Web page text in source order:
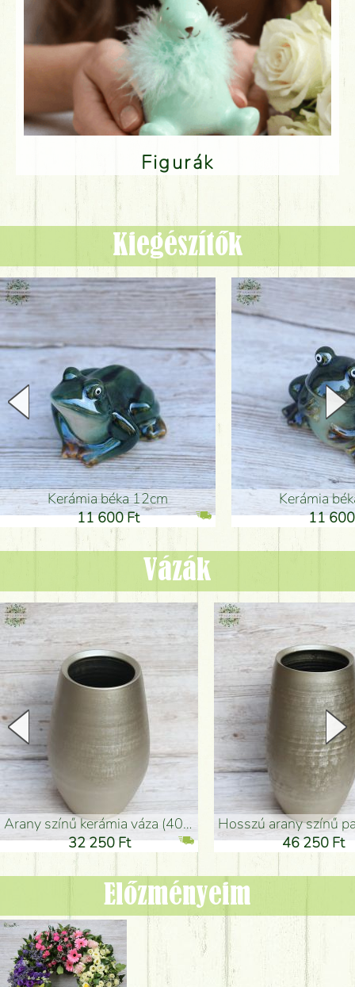
Figurák
Kiegészítők
Kerámia béka 12cm
11 600 Ft
Kerámia
11
Vázák
arany színű kerámia váza (40x26cm)
32 250 Ft
hosszú arany színű
46 250 Ft
Előzményeim